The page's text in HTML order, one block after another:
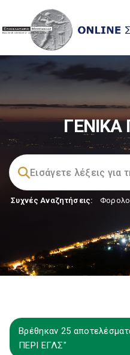
ΓΕΝΙΚΑ
Συχνές Αναζητήσεις:
Βρέθηκαν 25
ΠΕΡΙ ΕΓΛΣ"